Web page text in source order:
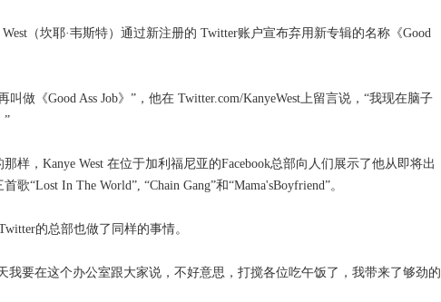
（坎耶·韦斯特）通过新注册的 Twitter账户宣布弃用新专辑的名称《Good
《Good Ass Job》”，他在 Twitter.com/KanyeWest上留言说，“我现在脑子
”
，Kanye West 在位于加利福尼亚的Facebook总部向人们展示了他从即将出
歌“Lost In The World”, “Chain Gang”和“Mama'sBoyfriend”。
的总部也做了同样的事情。
要在这个办公室跟大家说，不好意思，打搅各位吃午饭了，我带来了够劲的